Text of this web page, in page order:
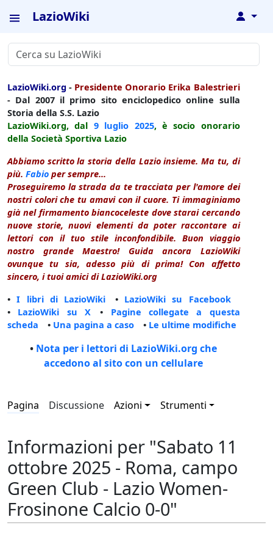
LazioWiki ↓
LazioWiki.org - Presidente Onorario Erika Balestrieri
- Dal 2007 il primo sito enciclopedico online sulla
Storia della S.S. Lazio
LazioWiki.org, dal 9 luglio 2025, è socio onorario
della Società Sportiva Lazio
Abbiamo scritto la storia della Lazio insieme. Ma tu, di
più. Fabio per sempre...
Proseguiremo la strada da te tracciata per l'amore dei
nostri colori che tu amavi con il cuore. Ti immaginiamo
già nel firmamento biancoceleste dove starai cercando
nuove storie, nuovi elementi da poter raccontare ai
lettori con il tuo stile inconfondibile. Buon viaggio
nostro grande Maestro! Guida ancora LazioWiki
ovunque tu sia, adesso più di prima! Con affetto
sincero, i tuoi amici di LazioWiki.org
•I libri di LazioWiki • LazioWiki su Facebook
• LazioWiki su X • Pagine collegate a questa
scheda • Una pagina a caso • Le ultime modifiche
• Nota per i lettori di LazioWiki.org che
accedono al sito con un cellulare
Pagina Discussione Azioni Strumenti
Informazioni per "Sabato 11
ottobre 2025 - Roma, campo
Green Club - Lazio Women-
Frosinone Calcio 0-0"